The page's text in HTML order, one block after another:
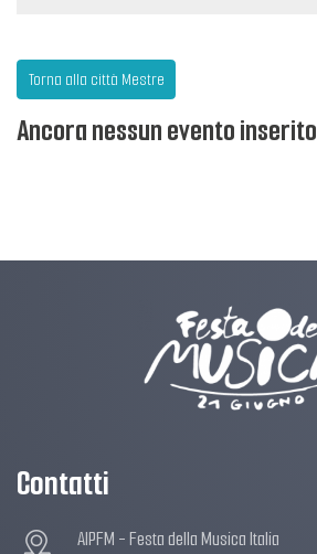
Torna alla città Mestre
Ancora nessun evento inserito
Contatti
AIPFM - Festa della Musica Italia